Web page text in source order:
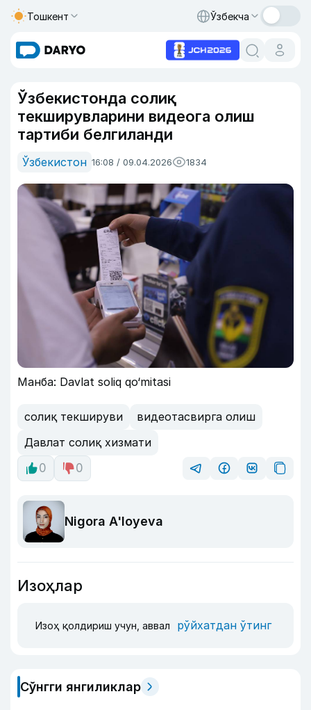
Тошкент Ўзбекча
Ўзбекистонда солиқ
текширувларини видеога олиш
тартиби белгиланди
Ўзбекистон 16:08 / 09.04.2026 1834
Манба: Davlat soliq qo‘mitasi
солиқ текшируви
видеотасвирга олиш
Давлат солиқ хизмати
0
0
Nigora A'loyeva
Изоҳлар
Изоҳ қолдириш учун, аввал рўйхатдан ўтинг
Сўнгги янгиликлар